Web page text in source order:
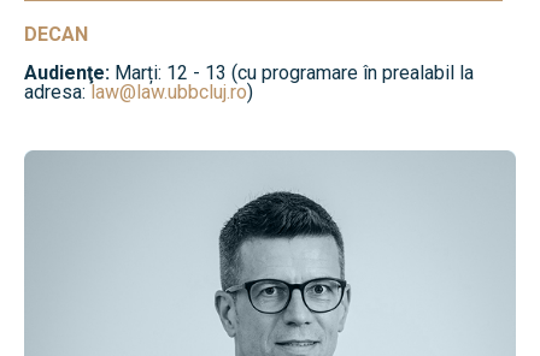
DECAN
Audienţe: Marți: 12 - 13 (cu programare în prealabil la
adresa:law@law.ubbcluj.ro)